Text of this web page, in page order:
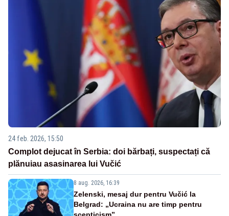
24 feb. 2026, 15:50
Complot dejucat în Serbia: doi bărbați, suspectați că
plănuiau asasinarea lui Vučić
8 aug. 2026, 16:39
Zelenski, mesaj dur pentru Vučić la
Belgrad: „Ucraina nu are timp pentru
scepticism”